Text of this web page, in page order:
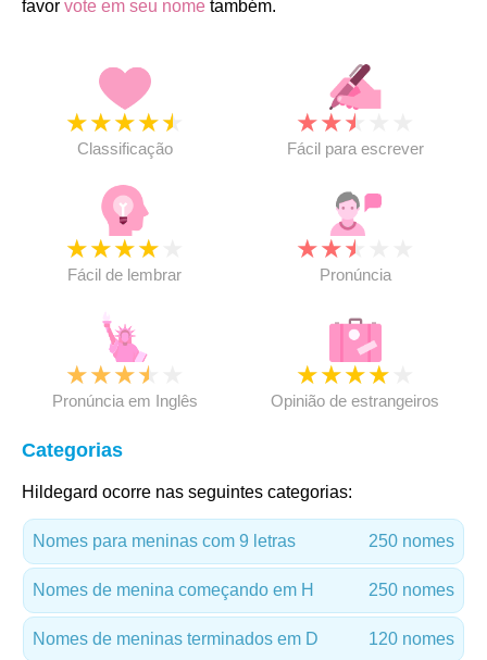
favor vote em seu nome também.
★★★★★
Classificação
★★★
Fácil para escrever
★★★★
Fácil de lembrar
★★★
Pronúncia
★★★★
Pronúncia em Inglês
★★★★
Opinião de estrangeiros
Categorias
Hildegard ocorre nas seguintes categorias:
Nomes para meninas com 9 letras 250 nomes
Nomes de menina começando em H 250 nomes
Nomes de meninas terminados em D 120 nomes